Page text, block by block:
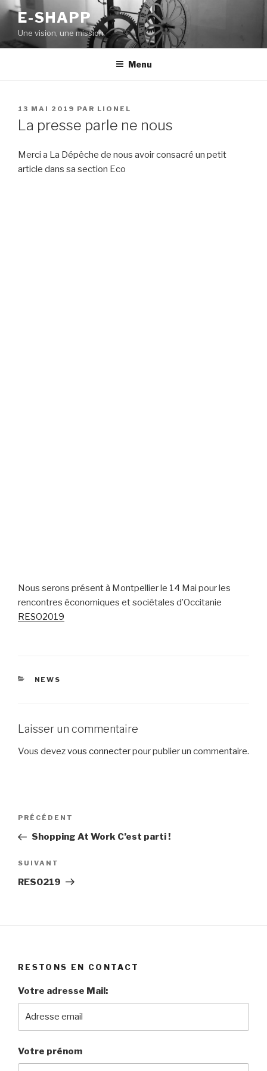
Aller
au
contenu
principal
E-SHAPP
Une vision, une mission
Menu
PUBLIÉ
LE
13 MAI 2019 PAR LIONEL
La presse parle ne nous
Merci a La Dépêche de nous avoir consacré un petit
article dans sa section Eco
Nous serons présent à Montpellier le 14 Mai pour les
rencontres économiques et sociétales d’Occitanie
RESO2019
CATÉGORIES
NEWS
Laisser un commentaire
Vous devezvous connecterpour publier un commentaire.
Navigation
l’article
Article
précédent
PRÉCÉDENT
Shopping At Work C’est parti !
Article
suivant
SUIVANT
RESO219
RESTONS EN CONTACT
Votre adresse Mail:
Votre prénom